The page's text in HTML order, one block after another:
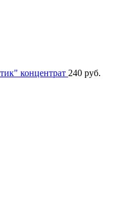
концентрат 240 руб.